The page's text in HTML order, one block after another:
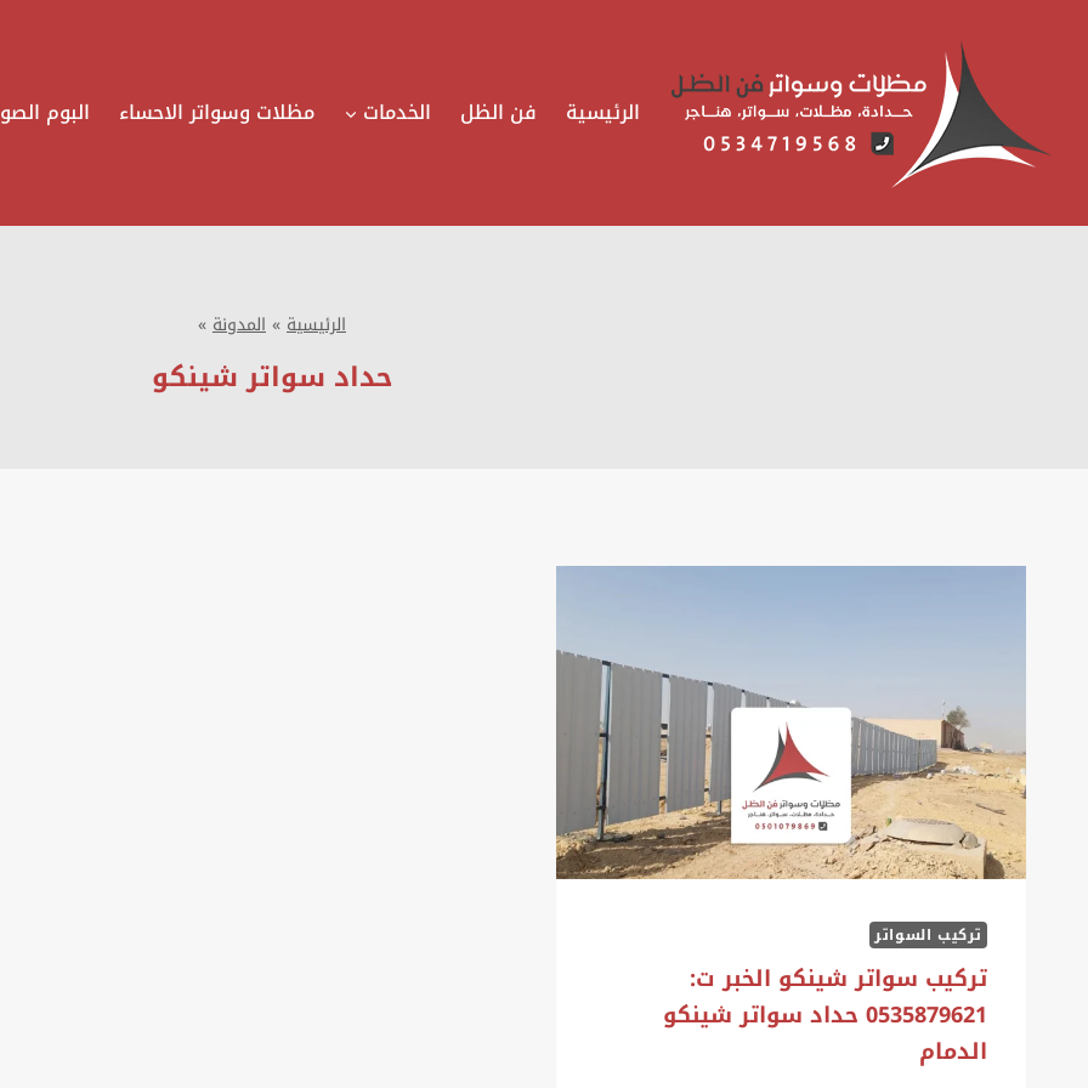
الرئيسية فن الظل الخدمات مظلات وسواتر الاحساء البوم
الرئيسية»المدونة»
حداد سواتر شينكو
تركيب السواتر
تركيب سواتر شينكو الخبر ت:
0535879621 حداد سواتر شينكو
الدمام